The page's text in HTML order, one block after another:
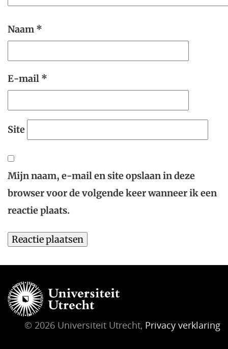
Naam *
E-mail *
Site
Mijn naam, e-mail en site opslaan in deze
browser voor de volgende keer wanneer ik een
reactie plaats.
© 2026 Universiteit Utrecht, Privacy verklaring